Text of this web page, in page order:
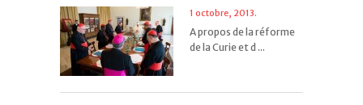
1 octobre, 2013.
A propos de la réforme
de la Curie et d ...